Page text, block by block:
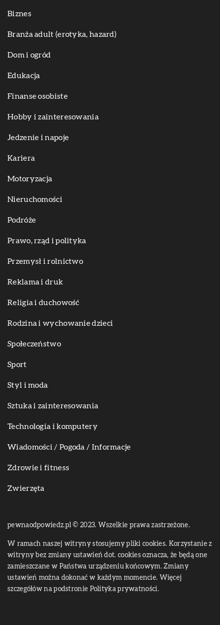
Biznes
Branża adult (erotyka, hazard)
Dom i ogród
Edukacja
Finanse osobiste
Hobby i zainteresowania
Jedzenie i napoje
Kariera
Motoryzacja
Nieruchomości
Podróże
Prawo, rząd i polityka
Przemysł i rolnictwo
Reklama i druk
Religia i duchowość
Rodzina i wychowanie dzieci
Społeczeństwo
Sport
Styl i moda
Sztuka i zainteresowania
Technologia i komputery
Wiadomości / Pogoda / Informacje
Zdrowie i fitness
Zwierzęta
pewnaodpowiedz.pl © 2023. Wszelkie prawa zastrzeżone.
W ramach naszej witryny stosujemy pliki cookies. Korzystanie z
witryny bez zmiany ustawień dot. cookies oznacza, że będą one
zamieszczane w Państwa urządzeniu końcowym. Zmiany
ustawień można dokonać w każdym momencie. Więcej
szczegółów na podstronie Polityka prywatności.